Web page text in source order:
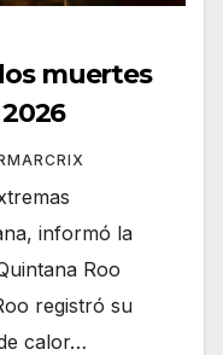
muertes
informó la
Roo
registró su
calor…